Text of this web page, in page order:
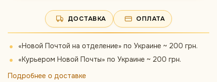
ДОСТАВКА ОПЛАТА
«Новой Почтой на отделение» по Украине ~ 200 грн.
«Курьером Новой Почты» по Украине ~ 200 грн.
Подробнее о доставке